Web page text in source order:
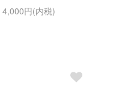
4,000円(内税)